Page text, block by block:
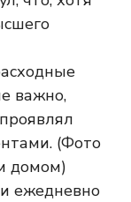
ежедневно